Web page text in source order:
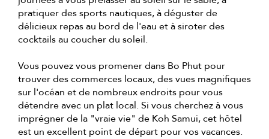
pratiquer des sports nautiques, à déguster de
délicieux repas au bord de l'eau et à siroter des
cocktails au coucher du soleil.
Vous pouvez vous promener dans Bo Phut pour
trouver des commerces locaux, des vues magnifiques
sur l'océan et de nombreux endroits pour vous
détendre avec un plat local. Si vous cherchez à vous
imprégner de la "vraie vie" de Koh Samui, cet hôtel
est un excellent point de départ pour vos vacances.